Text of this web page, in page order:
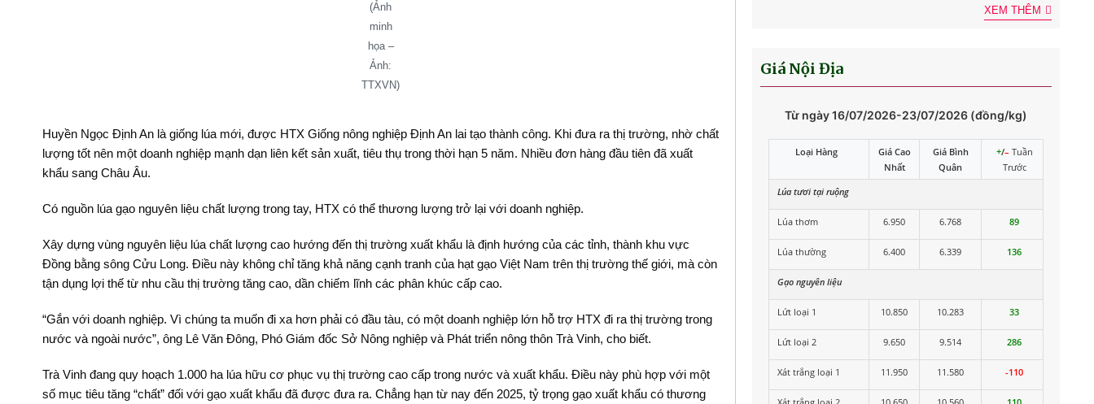
(Ảnh
minh
họa –
Ảnh:
TTXVN)
Huyền Ngọc Định An là giống lúa mới, được HTX Giống nông nghiệp Định An lai tạo thành công. Khi đưa ra thị trường, nhờ chất
lượng tốt nên một doanh nghiệp mạnh dạn liên kết sản xuất, tiêu thụ trong thời hạn 5 năm. Nhiều đơn hàng đầu tiên đã xuất
khẩu sang Châu Âu.
Có nguồn lúa gạo nguyên liệu chất lượng trong tay, HTX có thể thương lượng trở lại với doanh nghiệp.
Xây dựng vùng nguyên liệu lúa chất lượng cao hướng đến thị trường xuất khẩu là định hướng của các tỉnh, thành khu vực
Đồng bằng sông Cửu Long. Điều này không chỉ tăng khả năng cạnh tranh của hạt gạo Việt Nam trên thị trường thế giới, mà còn
tận dụng lợi thế từ nhu cầu thị trường tăng cao, dần chiếm lĩnh các phân khúc cấp cao.
“Gắn với doanh nghiệp. Vì chúng ta muốn đi xa hơn phải có đầu tàu, có một doanh nghiệp lớn hỗ trợ HTX đi ra thị trường trong
nước và ngoài nước”, ông Lê Văn Đông, Phó Giám đốc Sở Nông nghiệp và Phát triển nông thôn Trà Vinh, cho biết.
Trà Vinh đang quy hoạch 1.000 ha lúa hữu cơ phục vụ thị trường cao cấp trong nước và xuất khẩu. Điều này phù hợp với một
số mục tiêu tăng “chất” đối với gạo xuất khẩu đã được đưa ra. Chẳng hạn từ nay đến 2025, tỷ trọng gạo xuất khẩu có thương
XEM THÊM
Giá Nội Địa
Từ ngày 16/07/2026-23/07/2026 (đồng/kg)
Loại Hàng
Giá Cao
Nhất
Giá Bình
Quân
+/– Tuần
Trước
Lúa tươi tại ruộng
Lúa thơm 6.950 6.768 89
Lúa thường 6.400 6.339 136
Gạo nguyên liệu
Lứt loại 1 10.850 10.283 33
Lứt loại 2 9.650 9.514 286
Xát trắng loại 1 11.950 11.580 -110